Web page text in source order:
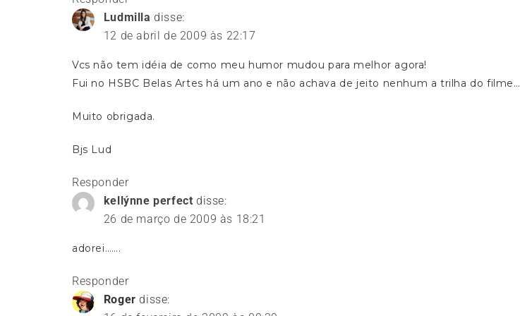
Ludmilla disse:
12 de abril de 2009 às 22:17
Vcs não tem idéia de como meu humor mudou para melhor agora!
Fui no HSBC Belas Artes há um ano e não achava de jeito nenhum a trilha do filme…
Muito obrigada.
Bjs Lud
Responder
kellýnne perfect disse:
26 de março de 2009 às 18:21
adorei…….
Responder
Roger disse: